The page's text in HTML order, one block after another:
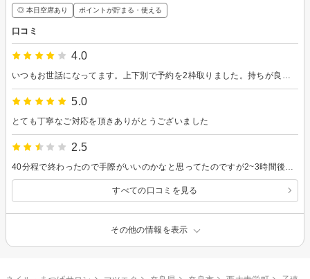
◎ 本日空席あり ポイントが貯まる・使える
口コミ
4.0
5.0
とても丁寧なご対応を頂きありがとうございました
2.5
すべての口コミを見る
その他の情報を表示